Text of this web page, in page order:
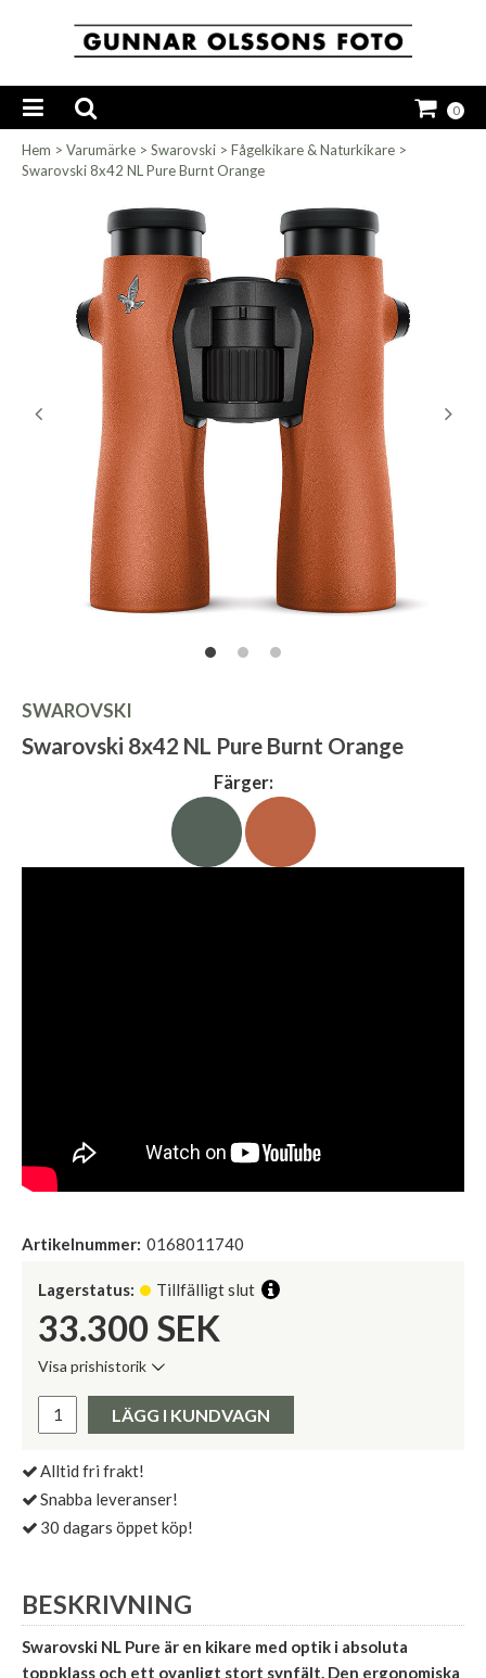
0
Hem > Varumärke > Swarovski > Fågelkikare & Naturkikare >
Swarovski 8x42 NL Pure Burnt Orange
SWAROVSKI
Swarovski 8x42 NL Pure Burnt Orange
Färger:
Artikelnummer: 0168011740
Lagerstatus: Tillfälligt slut
33.300 SEK
Visa prishistorik
Pris:
LÄGG I KUNDVAGN
Alltid fri frakt!
Snabba leveranser!
30 dagars öppet köp!
BESKRIVNING
Swarovski NL Pure är en kikare med optik i absoluta
toppklass och ett ovanligt stort synfält. Den ergonomiska